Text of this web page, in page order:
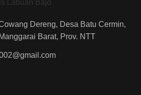
Dereng, Desa Batu Cermin,
Barat, Prov. NTT